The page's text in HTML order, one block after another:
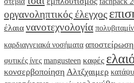
οργανοληπτικός έλεγχος
έλαια νανοτεχνολογία
καρδιαγγειακά νοσήματα αποστείρωση
φυτικές ίνες mangusteen καφές
κονσερβοποίηση Αλτζχαιμερ